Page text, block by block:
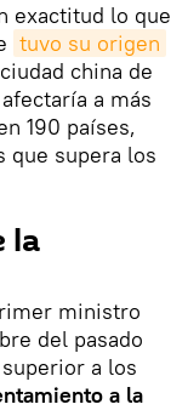
exactitud lo que
tuvo su origen
china de
a más
190 países,
que supera los
la
ministro
del pasado
a los
a la